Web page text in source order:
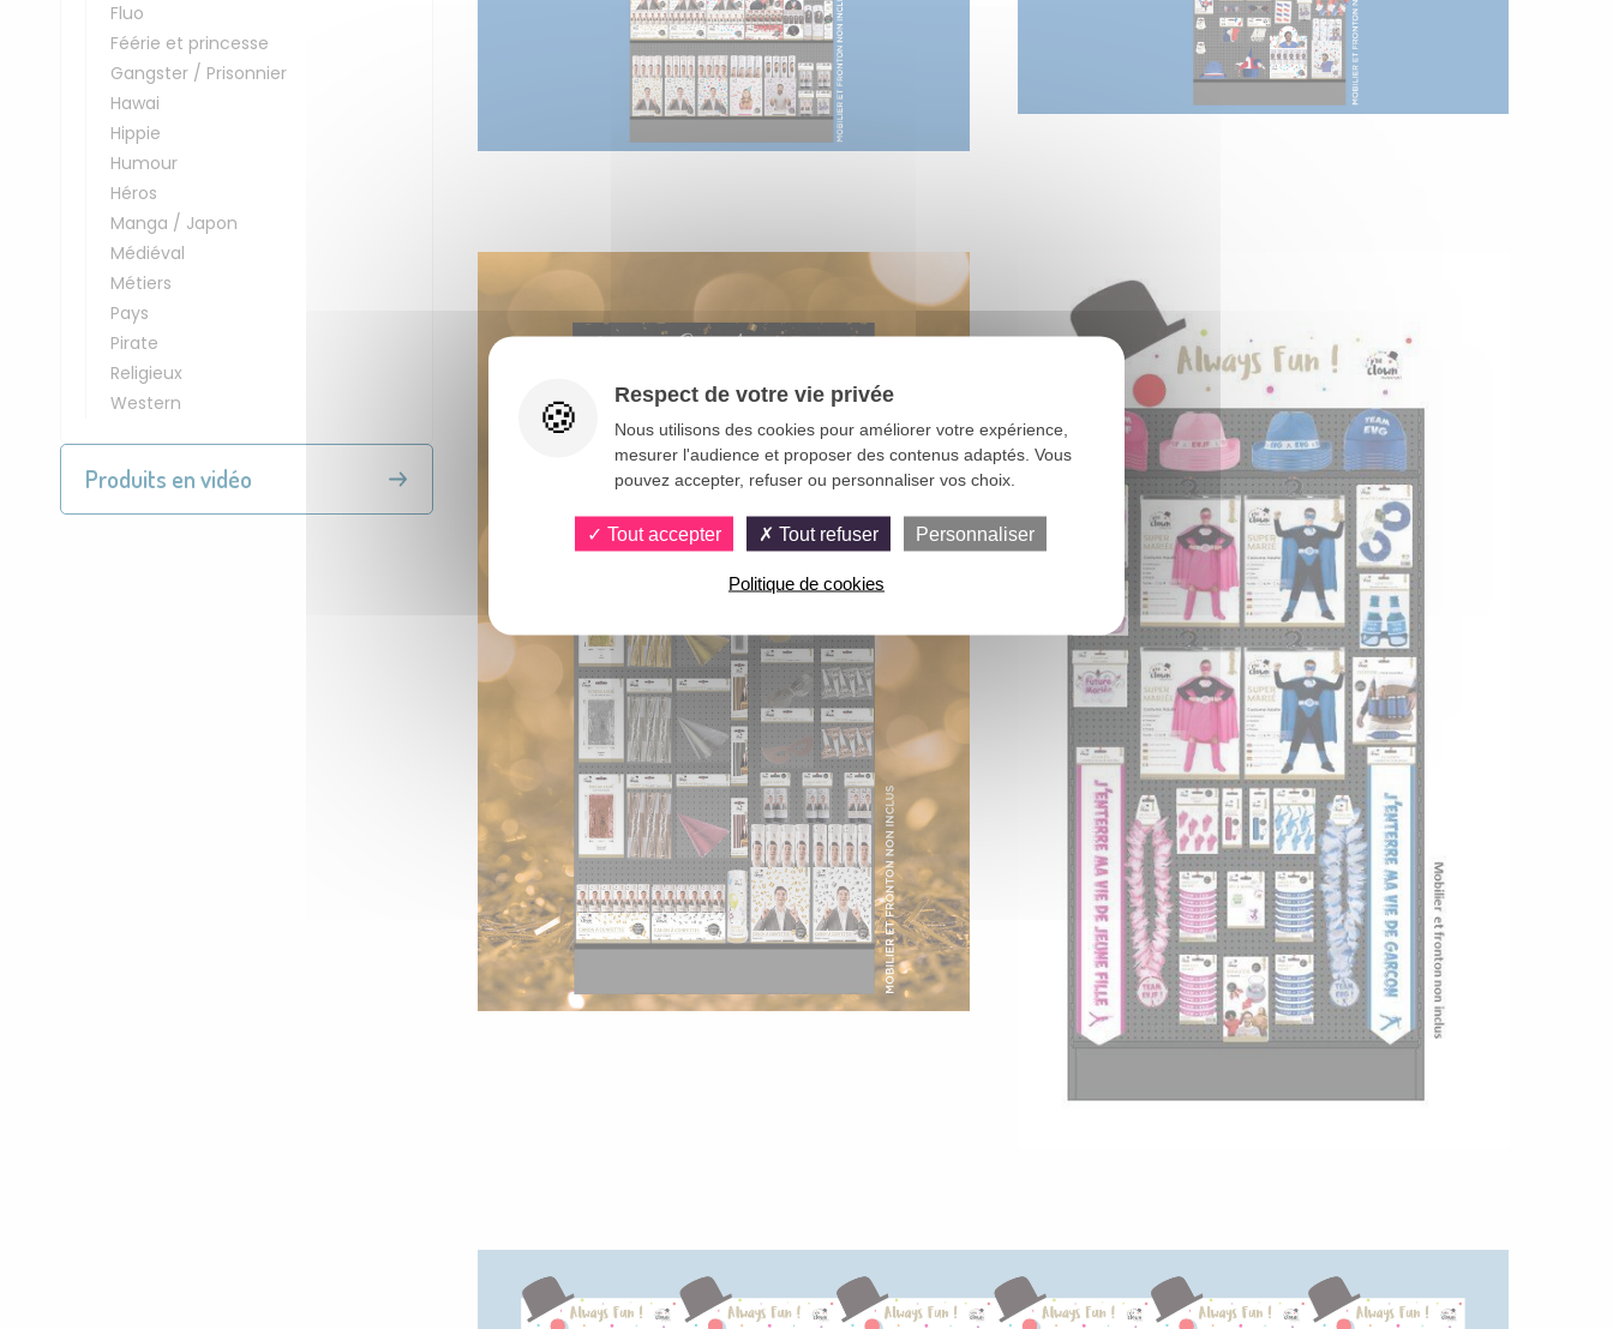
Fluo
Féérie et princesse
Gangster / Prisonnier
Hawai
Hippie
Humour
Héros
Manga / Japon
Médiéval
Métiers
Pays
Pirate
Religieux
Western
Produits en vidéo
Respect de votre vie privée
Nous utilisons des cookies pour améliorer votre expérience,
mesurer l'audience et proposer des contenus adaptés. Vous
pouvez accepter, refuser ou personnaliser vos choix.
Tout accepter Tout refuser Personnaliser
Politique de cookies